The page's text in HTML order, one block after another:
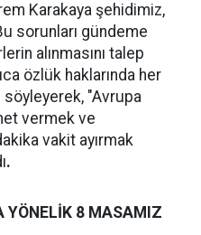
Karakaya şehidimiz,
sorunları gündeme
alınmasını talep
özlük haklarında her
"Avrupa
vermek ve
vakit ayırmak
.
YÖNELİK 8 MASAMIZ